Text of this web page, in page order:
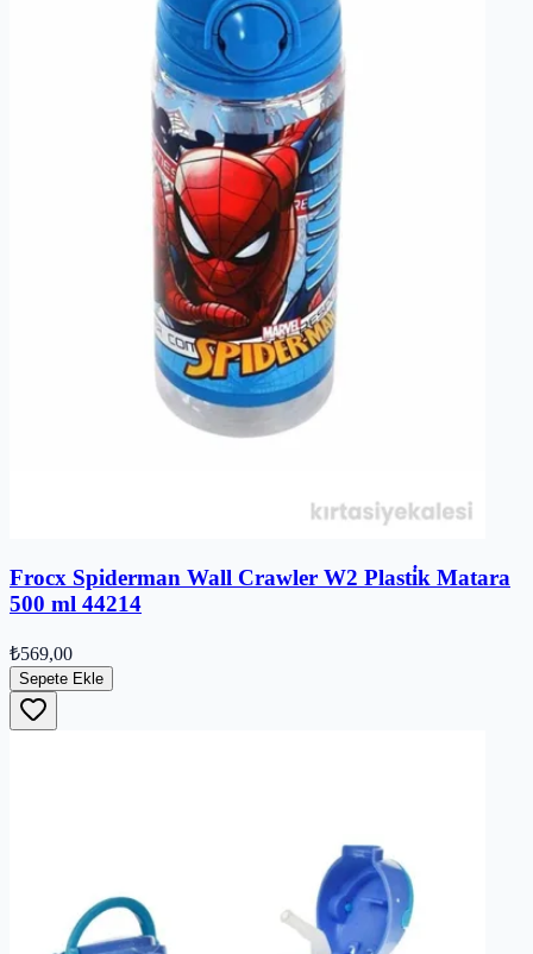
Frocx Spiderman Wall Crawler W2 Plasti̇k Matara
500 ml 44214
₺569,00
Sepete Ekle